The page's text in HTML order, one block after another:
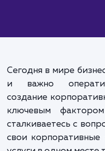
Сегодня в мире
и важно
создание